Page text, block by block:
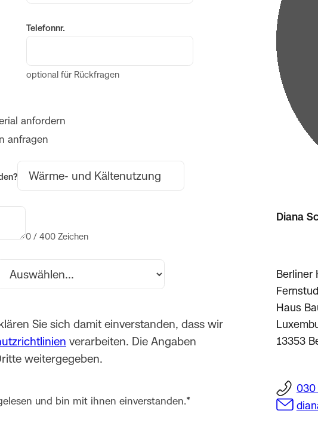
Diana
Berliner
Haus
13353
Telefonnr.
optional für Rückfragen
anfordern
anfragen
0 / 400 Zeichen
Sie sich damit einverstanden, dass wir
verarbeiten. Die Angaben
weitergegeben.
und bin mit ihnen einverstanden.*